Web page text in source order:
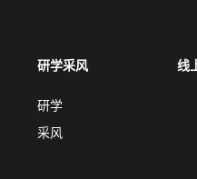
研学采风
研学
采风
线